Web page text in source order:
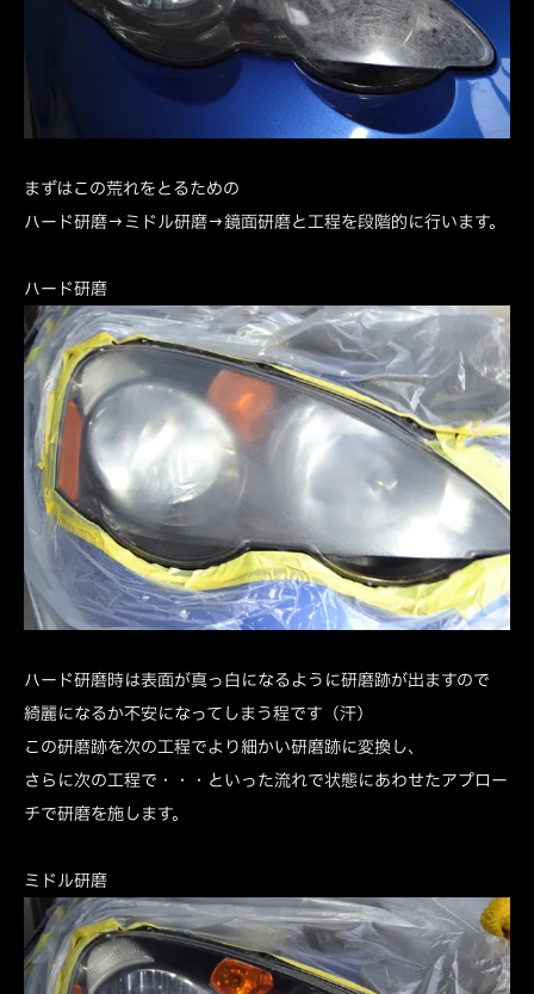
まずはこの荒れをとるための
ハード研磨→ミドル研磨→鏡面研磨と工程を段階的に行います。
ハード研磨
ハード研磨時は表面が真っ白になるように研磨跡が出ますので
綺麗になるか不安になってしまう程です（汗）
この研磨跡を次の工程でより細かい研磨跡に変換し、
さらに次の工程で・・・といった流れで状態にあわせたアプロー
チで研磨を施します。
ミドル研磨